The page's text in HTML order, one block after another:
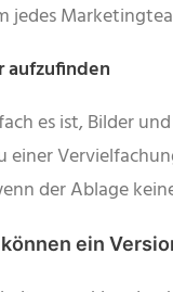
jedes
aufzufinden
es ist, Bilder
der Ablage
ein